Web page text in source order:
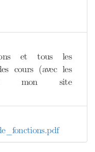
et tous les
cours (avec les
mon site